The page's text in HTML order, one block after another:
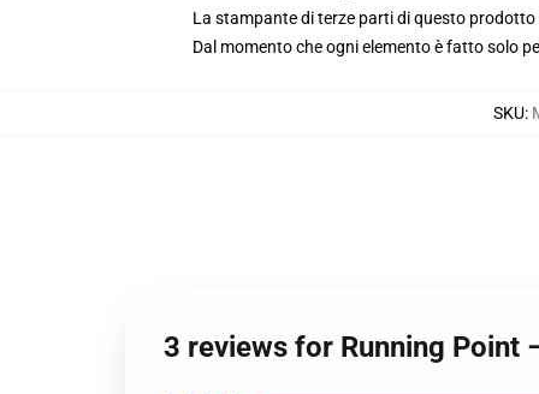
La stampante di terze parti di questo
Dal momento che ogni elemento è fatto solo
SKU:
3 reviews for Running Point